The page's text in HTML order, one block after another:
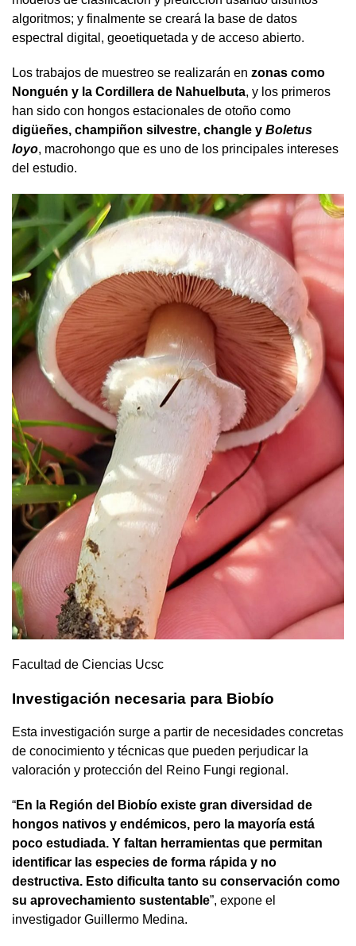
algoritmos; y finalmente se creará la base de datos
espectral digital, geoetiquetada y de acceso abierto.
Los trabajos de muestreo se realizarán en zonas como
Nonguén y la Cordillera de Nahuelbuta, y los primeros
han sido con hongos estacionales de otoño como
digüeñes, champiñon silvestre, changle y Boletus
loyo, macrohongo que es uno de los principales intereses
del estudio.
Facultad de Ciencias Ucsc
Investigación necesaria para Biobío
Esta investigación surge a partir de necesidades concretas
de conocimiento y técnicas que pueden perjudicar la
valoración y protección del Reino Fungi regional.
“En la Región del Biobío existe gran diversidad de
hongos nativos y endémicos, pero la mayoría está
poco estudiada. Y faltan herramientas que permitan
identificar las especies de forma rápida y no
destructiva. Esto dificulta tanto su conservación como
su aprovechamiento sustentable”, expone el
investigador Guillermo Medina.